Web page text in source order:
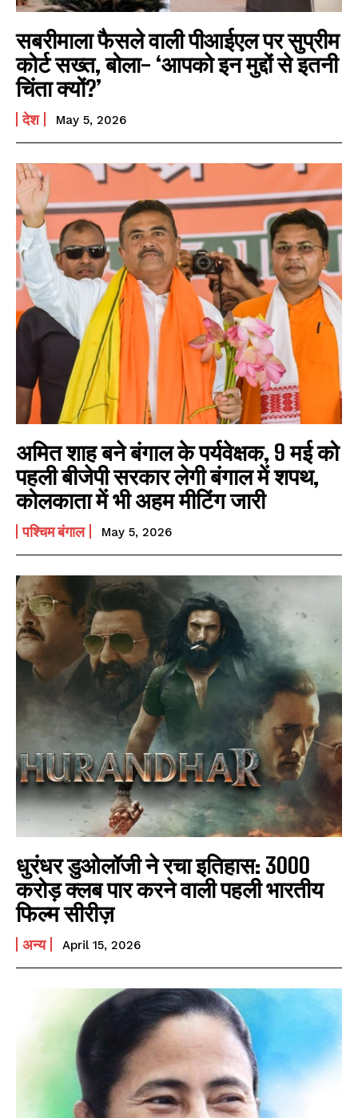
सबरीमाला फैसले वाली पीआईएल पर सुप्रीम
कोर्ट सख्त, बोला- ‘आपको इन मुद्दों से इतनी
चिंता क्यों?’
देश May 5, 2026
अमित शाह बने बंगाल के पर्यवेक्षक, 9 मई को
पहली बीजेपी सरकार लेगी बंगाल में शपथ,
कोलकाता में भी अहम मीटिंग जारी
पश्चिम बंगाल May 5, 2026
धुरंधर डुओलॉजी ने रचा इतिहास: 3000
करोड़ क्लब पार करने वाली पहली भारतीय
फिल्म सीरीज़
अन्य April 15, 2026